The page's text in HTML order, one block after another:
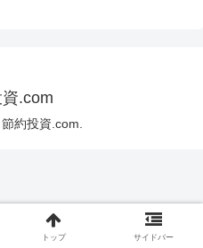
.com
約投資.com.
トップ サイドバー